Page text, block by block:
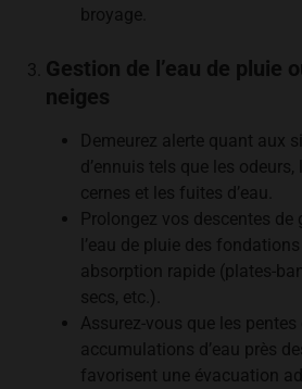
broyage.
Gestion de l’eau de pluie
neiges
Demeurez alerte quant aux
d’ennuis tels que les
cernes et les fuites d’eau.
Prolongez vos descentes
l’eau de pluie des
absorption rapide (plates-
secs, etc.).
Assurez-vous que les
accumulations d’eau près
favorisent une évacuation